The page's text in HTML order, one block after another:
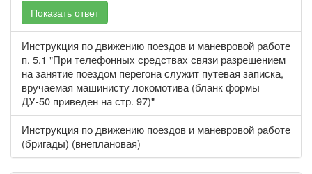
Показать ответ
Инструкция по движению поездов и маневровой работе
п. 5.1 "При телефонных средствах связи разрешением
на занятие поездом перегона служит путевая записка,
вручаемая машинисту локомотива (бланк формы
ДУ-50 приведен на стр. 97)"
Инструкция по движению поездов и маневровой работе
(бригады) (внеплановая)